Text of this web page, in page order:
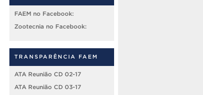
FAEM no Facebook:
Zootecnia no Facebook:
TRANSPARÊNCIA FAEM
ATA Reunião CD 02-17
ATA Reunião CD 03-17